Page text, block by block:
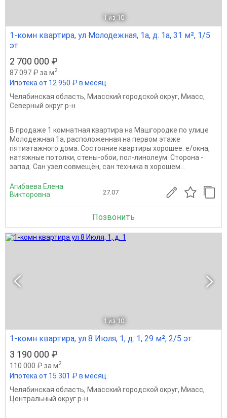
1 из 10
1-комн квартира, ул Молодежная, 1а, д. 1а, 31 м², 1/5
эт.
2 700 000 ₽
87 097 ₽ за м2
Ипотека от 12 950 ₽ в месяц
Челябинская область, Миасский городской округ, Миасс,
Северный округ р-н
В продаже 1 комнатная квартира на Машгородке по улице
Молодежная 1а, расположенная на первом этаже
пятиэтажного дома. Состояние квартиры хорошее: е/окна,
натяжные потолки, стены-обои, пол-линолеум. Сторона -
запад. Сан узел совмещён, сан.техника в хорошем...
Агибаева Елена
Викторовна
27.07
Позвонить
1 из 10
1-комн квартира, ул 8 Июля, 1, д. 1, 29 м², 2/5 эт.
3 190 000 ₽
110 000 ₽ за м2
Ипотека от 15 301 ₽ в месяц
Челябинская область, Миасский городской округ, Миасс,
Центральный округ р-н